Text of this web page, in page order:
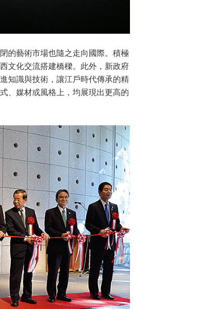
的藝術市場也隨之走向國際。積極
文化交流搭建橋樑。此外，新政府
知識與技術，讓江戶時代傳承的精
、媒材或風格上，均展現出更高的